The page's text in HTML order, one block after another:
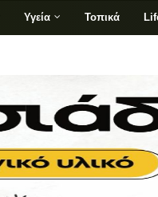
Υγεία Τοπικά